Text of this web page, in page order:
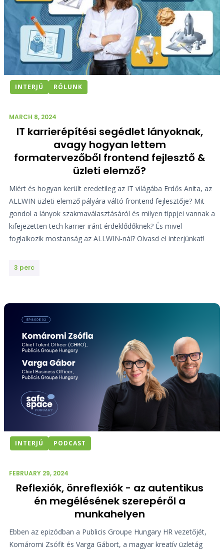
INTERJÚ RÓLUNK
MARCH 8, 2024
IT karrierépítési segédlet lányoknak,
avagy hogyan lettem
formatervezőből frontend fejlesztő &
üzleti elemző?
Miért és hogyan került eredetileg az IT világába Erdős Anita, az
ALLWIN üzleti elemző pályára váltó frontend fejlesztője? Mit
gondol a lányok szakmaválasztásáról és milyen tippjei vannak a
kifejezetten tech karrier iránt érdeklődőknek? És mivel
foglalkozik mostanság az ALLWIN-nál? Olvasd el interjúnkat!
3 perc
INTERJÚ PODCAST
FEBRUARY 29, 2024
Reflexiók, önreflexiók - az autentikus
én megélésének szerepéről a
munkahelyen
Ebben az epizódban a Publicis Groupe Hungary HR vezetőjét,
Komáromi Zsófit és Varga Gábort, a magyar kreatív üzletág